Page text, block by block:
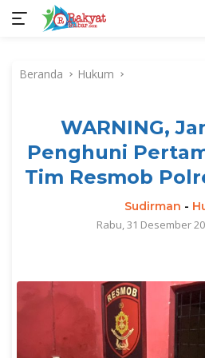
kontenBeranda Hukum
WARNING,
Penghuni
Tim Resmob
Sudirman -
Rabu, 31 Desember